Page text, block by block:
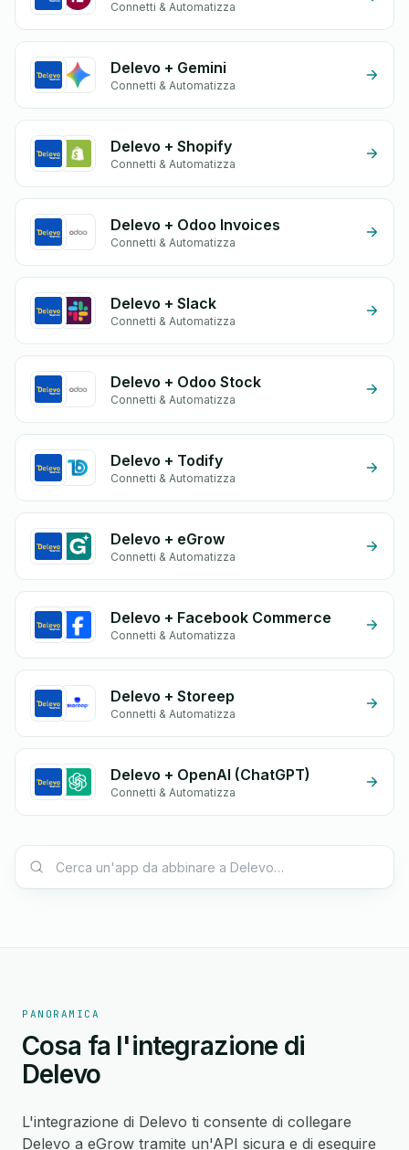
Connetti & Automatizza
Delevo + Gemini
Connetti & Automatizza
Delevo + Shopify
Connetti & Automatizza
Delevo + Odoo Invoices
Connetti & Automatizza
Delevo + Slack
Connetti & Automatizza
Delevo + Odoo Stock
Connetti & Automatizza
Delevo + Todify
Connetti & Automatizza
Delevo + eGrow
Connetti & Automatizza
Delevo + Facebook Commerce
Connetti & Automatizza
Delevo + Storeep
Connetti & Automatizza
Delevo + OpenAI (ChatGPT)
Connetti & Automatizza
PANORAMICA
Cosa fa l'integrazione di
Delevo
L'integrazione di Delevo ti consente di collegare
Delevo a eGrow tramite un'API sicura e di eseguire